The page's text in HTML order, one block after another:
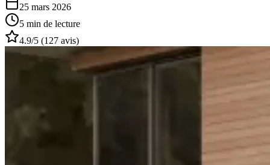
25 mars 2026
5 min de lecture
4.9/5 (127 avis)